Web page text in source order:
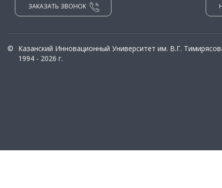
ЗАКАЗАТЬ ЗВОНОК
©
Казанский Инновационный Университет им. В.Г.
1994 - 2026 г.